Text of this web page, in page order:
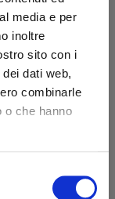
media e per
inoltre
sito con i
dati web,
combinarle
o che hanno